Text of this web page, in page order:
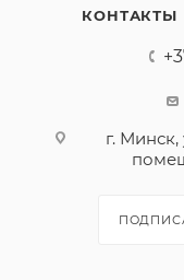
КОНТАКТЫ
г. Минск,